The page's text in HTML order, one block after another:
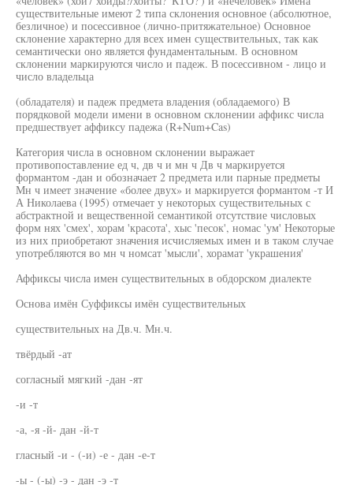
существительные имеют 2 типа склонения основное (абсолютное,
безличное) и посессивное (лично-притяжательное) Основное
склонение характерно для всех имен существительных, так как
семантически оно является фундаментальным. В основном
склонении маркируются число и падеж. В посессивном - лицо и
число владельца
(обладателя) и падеж предмета владения (обладаемого) В
порядковой модели имени в основном склонении аффикс числа
предшествует аффиксу падежа (R+Num+Cas)
Категория числа в основном склонении выражает
противопоставление ед ч, дв ч и мн ч Дв ч маркируется
формантом -дан и обозначает 2 предмета или парные предметы
Мн ч имеет значение «более двух» и маркируется формантом -т И
А Николаева (1995) отмечает у некоторых существительных с
абстрактной и вещественной семантикой отсутствие числовых
форм нях 'смех', хорам 'красота', хыс 'песок', номас 'ум' Некоторые
из них приобретают значения исчисляемых имен и в таком случае
употребляются во мн ч номсат 'мысли', хорамат 'украшения'
Аффиксы числа имен существительных в обдорском диалекте
Основа имён Суффиксы имён существительных
существительных на Дв.ч. Мн.ч.
твёрдый -ат
согласный мягкий -дан -ят
-и -т
-а, -я -й- дан -й-т
гласный -и - (-и) -е - дан -е-т
-ы - (-ы) -э - дан -э -т